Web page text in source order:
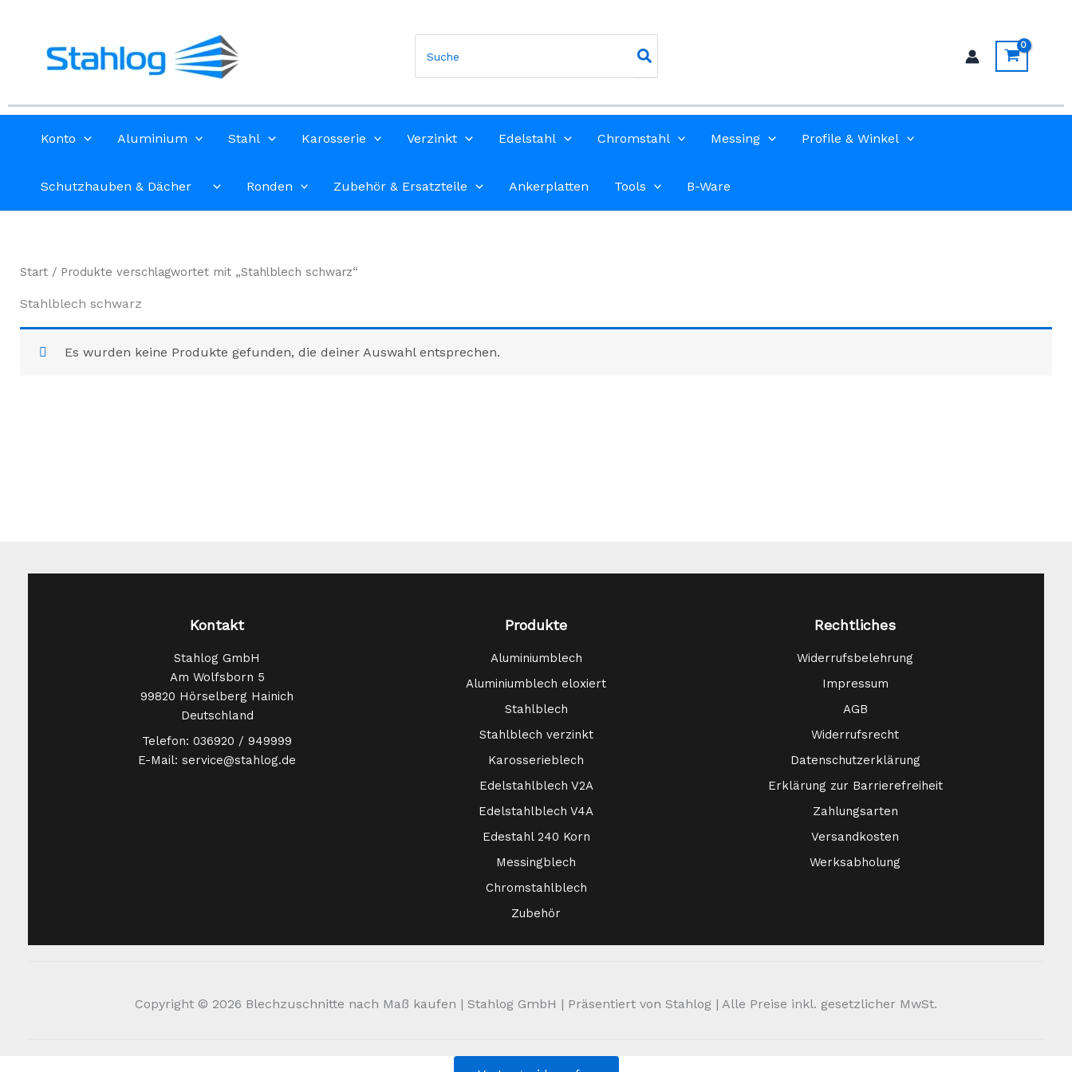
springen
for:
Konto Aluminium Stahl Karosserie Verzinkt Edelstahl Chromstahl Messing Profile & Winkel
Schutzhauben & Dächer Ronden Zubehör & Ersatzteile Ankerplatten Tools B-Ware
Start / Produkte verschlagwortet mit „Stahlblech schwarz“
Stahlblech schwarz
Es wurden keine Produkte gefunden, die deiner Auswahl entsprechen.
Kontakt
Stahlog GmbH
Am Wolfsborn 5
99820 Hörselberg Hainich
Deutschland
Telefon: 036920 / 949999
E-Mail: service@stahlog.de
Produkte
Aluminiumblech
Aluminiumblech eloxiert
Stahlblech
Stahlblech verzinkt
Karosserieblech
Edelstahlblech V2A
Edelstahlblech V4A
Edestahl 240 Korn
Messingblech
Chromstahlblech
Zubehör
Rechtliches
Widerrufsbelehrung
Impressum
AGB
Widerrufsrecht
Datenschutzerklärung
Erklärung zur Barrierefreiheit
Zahlungsarten
Versandkosten
Werksabholung
Copyright © 2026 Blechzuschnitte nach Maß kaufen | Stahlog GmbH | Präsentiert von Stahlog | Alle Preise inkl. gesetzlicher MwSt.